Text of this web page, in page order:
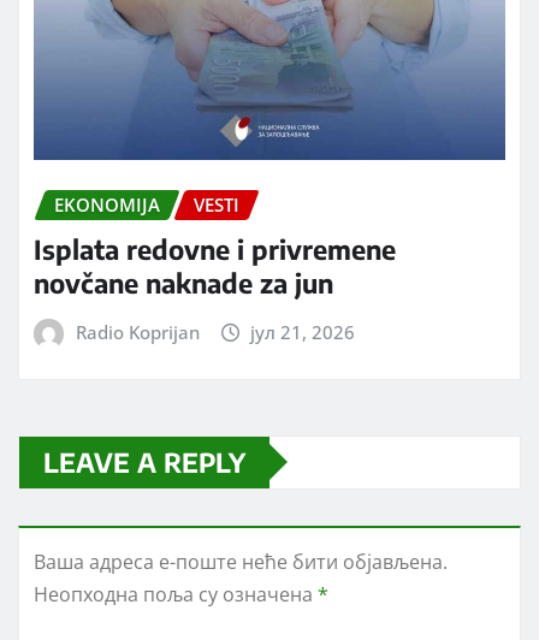
EKONOMIJA VESTI
Isplata redovne i privremene
novčane naknade za jun
Radio Koprijan јул 21, 2026
LEAVE A REPLY
Ваша адреса е-поште неће бити објављена.
Неопходна поља су означена *